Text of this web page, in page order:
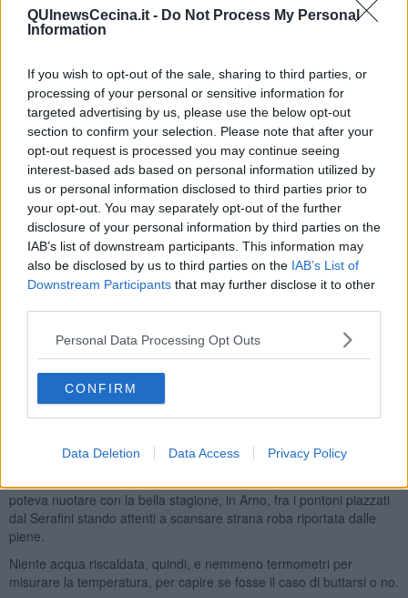
QUInewsCecina.it - Do Not Process My Personal
Information
If you wish to opt-out of the sale, sharing to third parties, or
processing of your personal or sensitive information for
targeted advertising by us, please use the below opt-out
section to confirm your selection. Please note that after your
opt-out request is processed you may continue seeing
interest-based ads based on personal information utilized by
us or personal information disclosed to third parties prior to
your opt-out. You may separately opt-out of the further
disclosure of your personal information by third parties on the
IAB’s list of downstream participants. This information may
also be disclosed by us to third parties on the IAB’s List of
Downstream Participants that may further disclose it to other
Personal Data Processing Opt Outs
CONFIRM
Data Deletion Data Access Privacy Policy
continuarono a massacrarlo, era nato l’Agnello.
Daniele non è stato un campione, era un ragazzo di grande forza
fisica, non propriamente a suo agio nell’acqua, che adesso
continua a frequentare come idraulico. Giocava in porta, ed aveva
anche qualche problema di diottrie, insomma, fra lui e uno come
Stefano Tempesti ci correva come tra mangiare e stare a vedere.
Qualcuno notava che la sua presenza in porta fosse impalpabile: si
diceva, di un portiere che parava poco, che fosse dipinto. Dal
dipinto, si passò ad uno dei pittori per antonomasia, il Van Gogh.
Ma il soprannome Van Gogh era troppo lungo. E quindi,
fiorentinamente, divenne Gogo.
IL PROVINO (Fabrizio
assoluta, che dura da più di sessant’anni, e concentra genialità,
fantasia, ferocia ed affetto fiorentini. Fabrizio Dimoni è uno dei rarini
che alla Rari sono cresciuti e diventati uomini, non di rado belle
persone come nel caso di Fabrizio. Coetaneo e amico fraterno di
Gianni Lonzi, passa fin da ragazzino le giornate alla Rari, dove il
A quei tempi non esisteva ancora la piscina, la sola al chiuso per
poteva nuotare con la bella stagione, in Arno, fra i pontoni piazzati
dal Serafini stando attenti a scansare strana roba riportata dalle
piene.
Niente acqua riscaldata, quindi, e nemmeno termometri per
misurare la temperatura, per capire se fosse il caso di buttarsi o no.